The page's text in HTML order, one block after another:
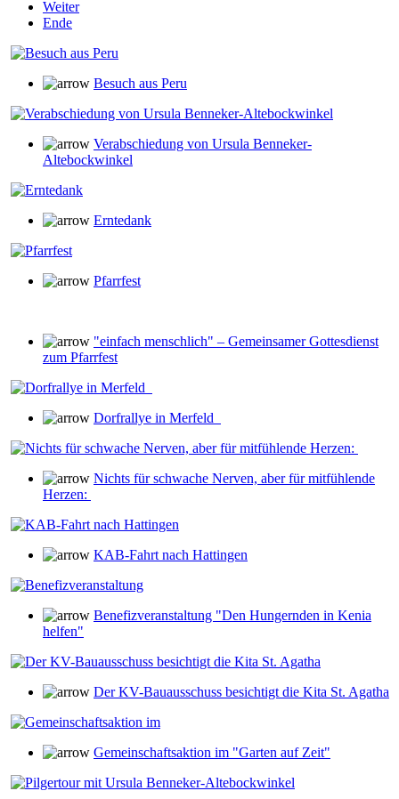
Weiter
Ende
Besuch aus Peru
Verabschiedung von Ursula Benneker-
Altebockwinkel
Erntedank
Pfarrfest
"einfach menschlich" – Gemeinsamer Gottesdienst
zum Pfarrfest
Dorfrallye in Merfeld
Nichts für schwache Nerven, aber für mitfühlende
Herzen:
KAB-Fahrt nach Hattingen
Benefizveranstaltung "Den Hungernden in Kenia
helfen"
Der KV-Bauausschuss besichtigt die Kita St. Agatha
Gemeinschaftsaktion im "Garten auf Zeit"